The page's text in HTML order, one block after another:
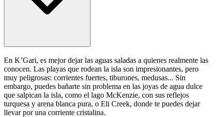
En K’Gari, es mejor dejar las aguas saladas a quienes realmente las
conocen. Las playas que rodean la isla son impresionantes, pero
muy peligrosas: corrientes fuertes, tiburones, medusas... Sin
embargo, puedes bañarte sin problema en las joyas de agua dulce
que salpican la isla, como el lago McKenzie, con sus reflejos
turquesa y arena blanca pura, o Eli Creek, donde te puedes dejar
llevar por una corriente cristalina.